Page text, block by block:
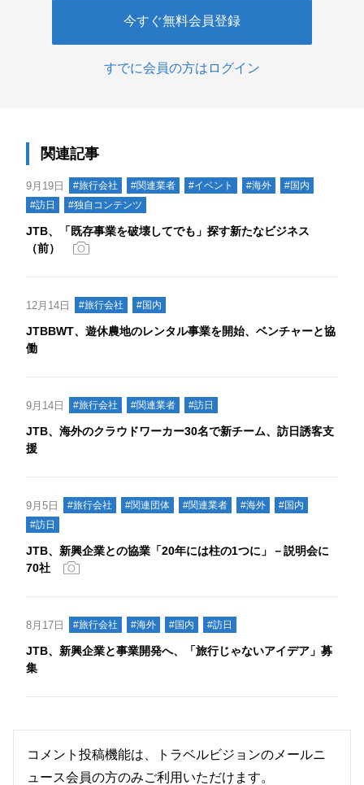
今すぐ無料会員登録
すでに会員の方はログイン
関連記事
9月19日 #旅行会社 #関連業者 #イベント #海外
#国内
#訪日
#独自コンテンツ
JTB、「既存事業を破壊してでも」探す新たなビジネス
（前）
12月14日 #旅行会社 #国内
JTBBWT、遊休農地のレンタル事業を開始、ベンチャーと協
働
9月14日 #旅行会社 #関連業者 #訪日
JTB、海外のクラウドワーカー30名で新チーム、訪日誘客支
援
9月5日 #旅行会社 #関連団体 #関連業者 #海外
#国内
#訪日
JTB、新興企業との協業「20年には柱の1つに」－説明会に
70社
8月17日 #旅行会社 #海外 #国内 #訪日
JTB、新興企業と事業開発へ、「旅行じゃないアイデア」募
集
コメント投稿機能は、トラベルビジョンのメールニ
ュース会員の方のみご利用いただけます。